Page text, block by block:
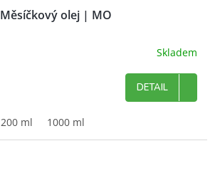
Měsíčkový olej | MO
Skladem
DETAIL
200 ml 1000 ml